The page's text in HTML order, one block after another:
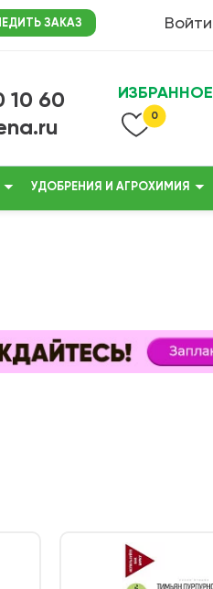
ЗАКАЗ Войти
10 60
ИЗБРАННОЕ
0
УДОБРЕНИЯ И АГРОХИМИЯ